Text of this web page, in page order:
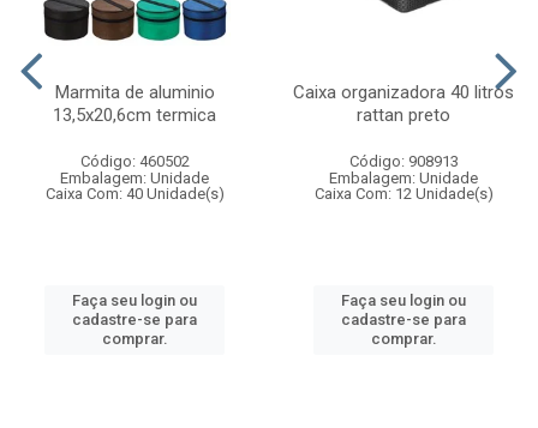
Marmita de aluminio
13,5x20,6cm termica
Código: 460502
Embalagem: Unidade
Caixa Com: 40 Unidade(s)
Faça seu login ou
cadastre-se para
comprar.
Caixa organizadora 40 litros
rattan preto
Código: 908913
Embalagem: Unidade
Caixa Com: 12 Unidade(s)
Faça seu login ou
cadastre-se para
comprar.